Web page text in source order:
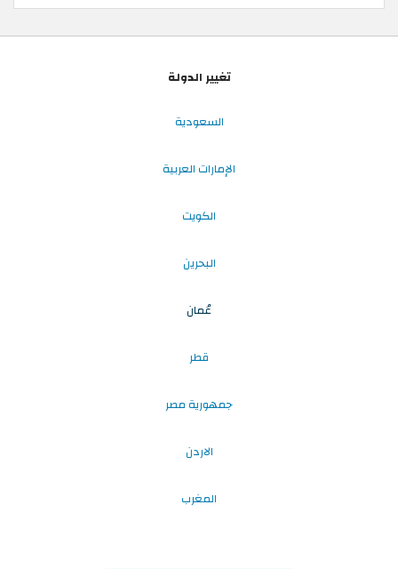
تغيير الدولة
السعودية
الإمارات العربية
الكويت
البحرين
عُمان
قطر
جمهورية مصر
الاردن
المغرب